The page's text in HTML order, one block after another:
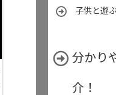
子供と遊ぶ
分かり
介！